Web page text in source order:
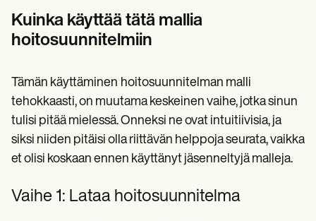
Kuinka käyttää tätä mallia
hoitosuunnitelmiin
Tämän käyttäminen hoitosuunnitelman malli
tehokkaasti, on muutama keskeinen vaihe, jotka sinun
tulisi pitää mielessä. Onneksi ne ovat intuitiivisia, ja
siksi niiden pitäisi olla riittävän helppoja seurata, vaikka
et olisi koskaan ennen käyttänyt jäsenneltyjä malleja.
Vaihe 1: Lataa hoitosuunnitelma